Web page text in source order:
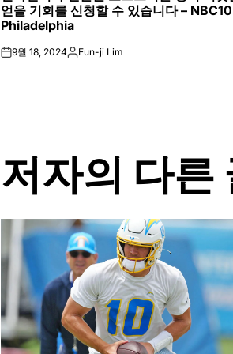
얻을 기회를 신청할 수 있습니다 – NBC10
Philadelphia
on9월 18, 2024Posted
Eun-ji Lim
저자의 다른